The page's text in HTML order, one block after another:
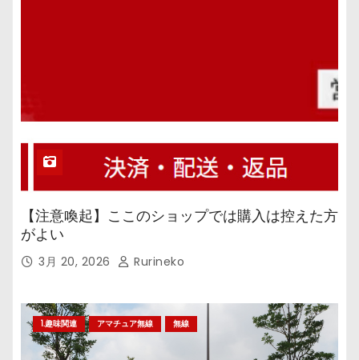
【注意喚起】ここのショップでは購入は控えた方
がよい
3月 20, 2026 Rurineko
1.趣味関連 アマチュア無線 無線